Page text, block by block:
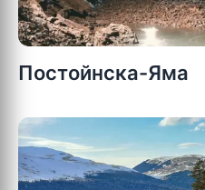
Постойнска-Яма